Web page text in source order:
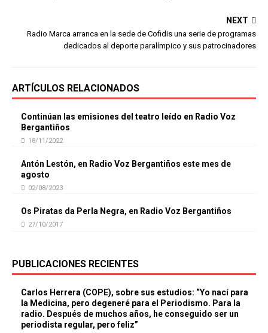
NEXT
Radio Marca arranca en la sede de Cofidis una serie de programas
dedicados al deporte paralímpico y sus patrocinadores
ARTÍCULOS RELACIONADOS
Continúan las emisiones del teatro leído en Radio Voz
Bergantiños
18/11/2022
Antón Lestón, en Radio Voz Bergantiños este mes de
agosto
02/08/2023
Os Piratas da Perla Negra, en Radio Voz Bergantiños
27/10/2017
PUBLICACIONES RECIENTES
Carlos Herrera (COPE), sobre sus estudios: “Yo nací para
la Medicina, pero degeneré para el Periodismo. Para la
radio. Después de muchos años, he conseguido ser un
periodista regular, pero feliz”